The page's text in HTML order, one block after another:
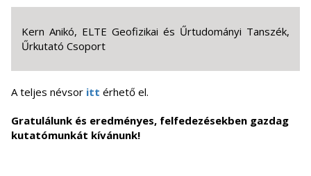
Kern Anikó, ELTE Geofizikai és Űrtudományi Tanszék,
Űrkutató Csoport
A teljes névsor itt érhető el.
Gratulálunk és eredményes, felfedezésekben gazdag
kutatómunkát kívánunk!